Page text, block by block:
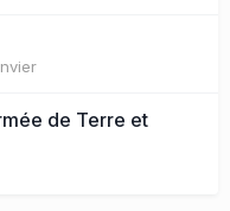
de Terre et